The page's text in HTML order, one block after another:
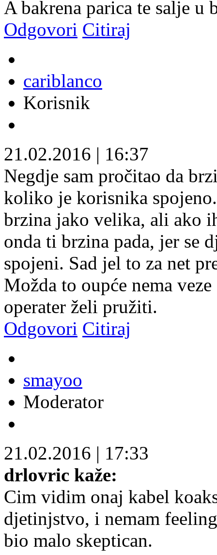
A bakrena parica te salje u
Odgovori Citiraj
cariblanco
Korisnik
21.02.2016 | 16:37
Negdje sam pročitao da
koliko je korisnika
brzina jako velika, ali ako
onda ti brzina pada, jer se
spojeni. Sad jel to za net
Možda to oupće nema
operater želi pružiti.
Odgovori Citiraj
smayoo
Moderator
21.02.2016 | 17:33
drlovric kaže:
Cim vidim onaj kabel
djetinjstvo, i nemam
bio malo skeptican.